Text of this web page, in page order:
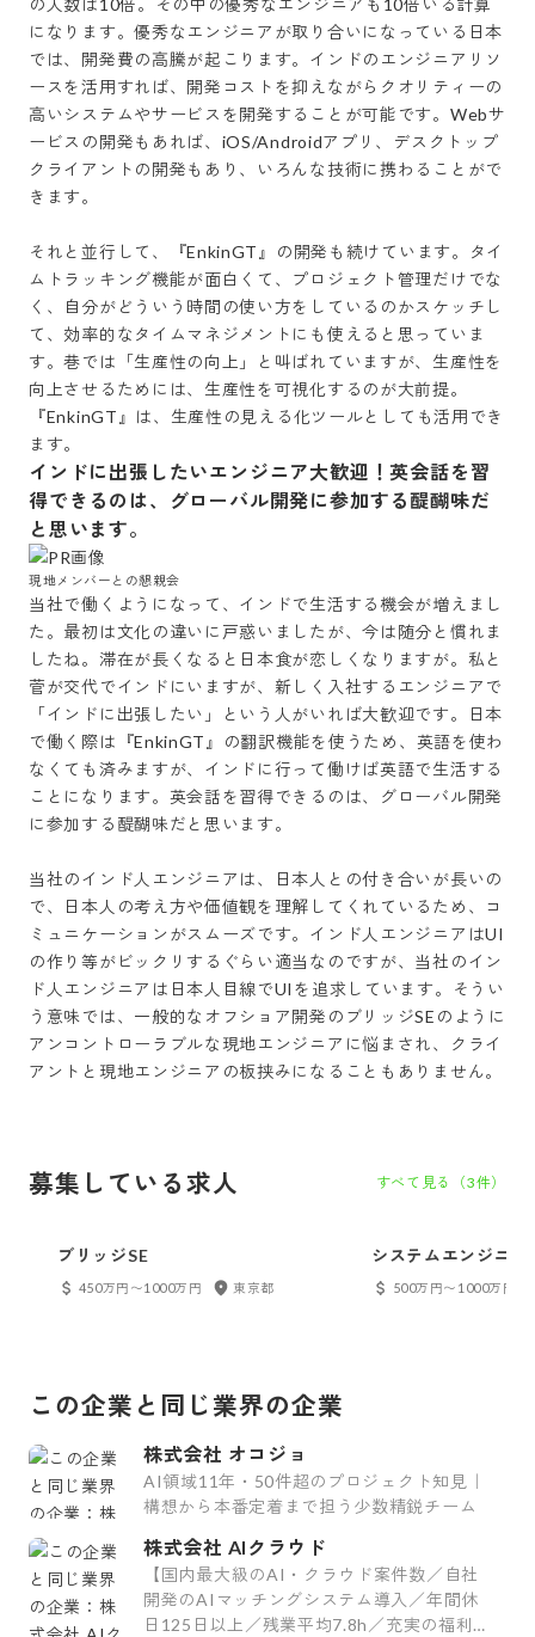
の人数は10倍。その中の優秀なエンジニアも10倍いる計算
になります。優秀なエンジニアが取り合いになっている日本
では、開発費の高騰が起こります。インドのエンジニアリソ
ースを活用すれば、開発コストを抑えながらクオリティーの
高いシステムやサービスを開発することが可能です。Webサ
ービスの開発もあれば、iOS/Androidアプリ、デスクトップ
クライアントの開発もあり、いろんな技術に携わることがで
きます。
それと並行して、『EnkinGT』の開発も続けています。タイ
ムトラッキング機能が面白くて、プロジェクト管理だけでな
く、自分がどういう時間の使い方をしているのかスケッチし
て、効率的なタイムマネジメントにも使えると思っていま
す。巷では「生産性の向上」と叫ばれていますが、生産性を
向上させるためには、生産性を可視化するのが大前提。
『EnkinGT』は、生産性の見える化ツールとしても活用でき
ます。
インドに出張したいエンジニア大歓迎！英会話を習
得できるのは、グローバル開発に参加する醍醐味だ
と思います。
現地メンバーとの懇親会
当社で働くようになって、インドで生活する機会が増えまし
た。最初は文化の違いに戸惑いましたが、今は随分と慣れま
したね。滞在が長くなると日本食が恋しくなりますが。私と
菅が交代でインドにいますが、新しく入社するエンジニアで
「インドに出張したい」という人がいれば大歓迎です。日本
で働く際は『EnkinGT』の翻訳機能を使うため、英語を使わ
なくても済みますが、インドに行って働けば英語で生活する
ことになります。英会話を習得できるのは、グローバル開発
に参加する醍醐味だと思います。
当社のインド人エンジニアは、日本人との付き合いが長いの
で、日本人の考え方や価値観を理解してくれているため、コ
ミュニケーションがスムーズです。インド人エンジニアはUI
の作り等がビックリするぐらい適当なのですが、当社のイン
ド人エンジニアは日本人目線でUIを追求しています。そうい
う意味では、一般的なオフショア開発のブリッジSEのように
アンコントローラブルな現地エンジニアに悩まされ、クライ
アントと現地エンジニアの板挟みになることもありません。
募集している求人 すべて見る（3件）
ブリッジSE
450万円〜1000万円 東京都
システムエンジニア
500万円〜1000万円
この企業と同じ業界の企業
株式会社 オコジョ
AI領域11年・50件超のプロジェクト知見｜
構想から本番定着まで担う少数精鋭チーム
株式会社 AIクラウド
【国内最大級のAI・クラウド案件数／自社
開発のAIマッチングシステム導入／年間休
日125日以上／残業平均7.8h／充実の福利